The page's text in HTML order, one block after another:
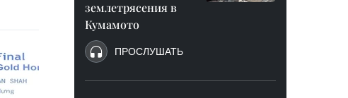
землетрясения в
Кумамото
ПРОСЛУШАТЬ